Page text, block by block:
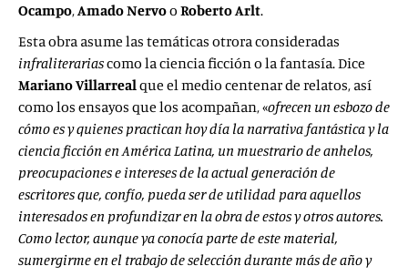
Ocampo,Amado Nervoo Roberto Arlt.
Esta obra asume las temáticas otrora consideradas
infraliterariascomo la ciencia ficción o la fantasía. Dice
Mariano Villarrealque el medio centenar de relatos, así
como los ensayos que los acompañan, «ofrecen un esbozo de
cómo es y quienes practican hoy día la narrativa fantástica y la
ciencia ficción en América Latina, un muestrario de anhelos,
preocupaciones e intereses de la actual generación de
escritores que, confío, pueda ser de utilidad para aquellos
interesados en profundizar en la obra de estos y otros autores.
Como lector, aunque ya conocía parte de este material,
sumergirme en el trabajo de selección durante más de año y